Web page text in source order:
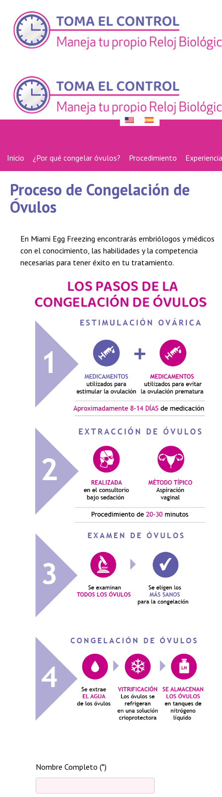
Inicio ¿Por qué congelar óvulos? Procedimiento Experiencia
Proceso de Congelación de
Óvulos
En Miami Egg Freezing encontrarás embriólogos y médicos
con el conocimiento, las habilidades y la competencia
necesarias para tener éxito en tu tratamiento.
Nombre Completo (*)